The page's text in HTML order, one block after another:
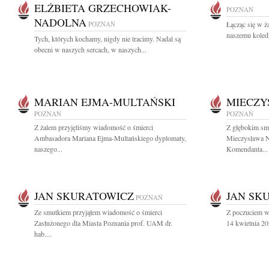
ELŻBIETA GRZECHOWIAK-
NADOLNA POZNAŃ
Tych, których kochamy, nigdy nie tracimy. Nadal są
obecni w naszych sercach, w naszych...
POZNAŃ
Łącząc się w
naszemu
MARIAN EJMA-MULTAŃSKI
POZNAŃ
Z żalem przyjęliśmy wiadomość o śmierci
Ambasadora Mariana Ejma-Multańskiego dyplomaty,
naszego...
POZNAŃ
Z głębokim
Mieczysława
Komendanta...
JAN SKURATOWICZ POZNAŃ
Ze smutkiem przyjąłem wiadomość o śmierci
Zasłużonego dla Miasta Poznania prof. UAM dr.
hab....
JAN
Z poczuciem
14 kwietnia